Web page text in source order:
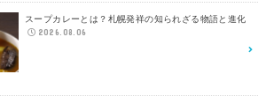
スープカレーとは？札幌発祥の知られざる物語と進化
2026.08.06